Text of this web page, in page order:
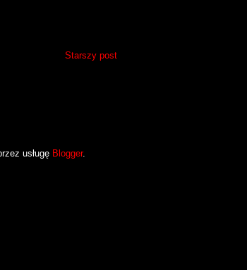
Starszy post
usługę Blogger.